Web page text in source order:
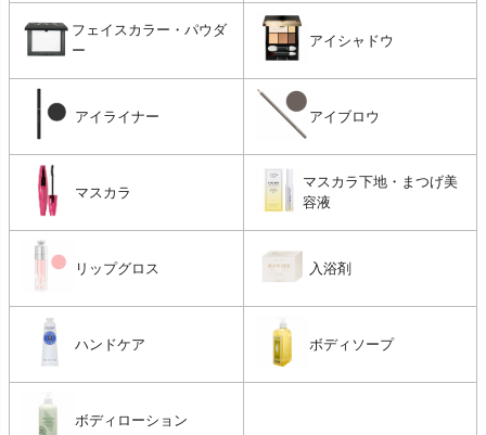
フェイスカラー・パウダ
ー
アイシャドウ
アイライナー アイブロウ
マスカラ
マスカラ下地・まつげ美
容液
リップグロス 入浴剤
ハンドケア ボディソープ
ボディローション